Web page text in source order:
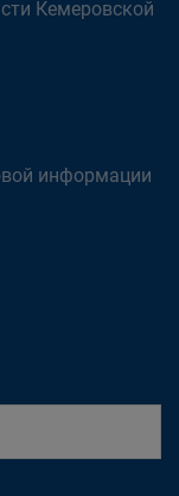
Кемеровской
информации